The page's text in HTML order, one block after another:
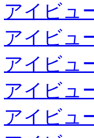
アイビュ
アイビュ
アイビュ
アイビュ
アイビュ